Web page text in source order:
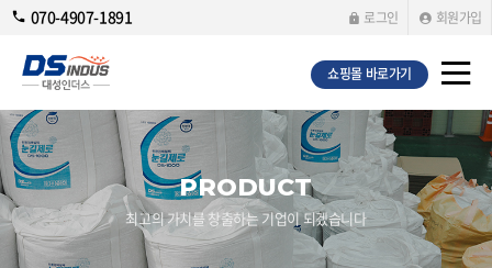
로그인 회원가입
쇼핑몰 바로가기
070-4907-1891
PRODUCT
최고의 가치를 창출하는 기업이 되겠습니다